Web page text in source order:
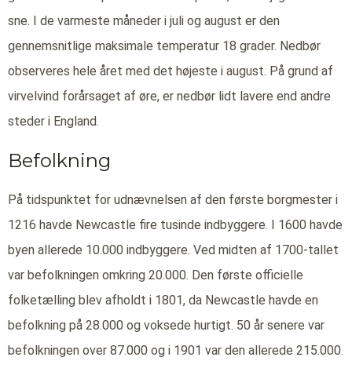
sne. I de varmeste måneder i juli og august er den
gennemsnitlige maksimale temperatur 18 grader. Nedbør
observeres hele året med det højeste i august. På grund af
virvelvind forårsaget af øre, er nedbør lidt lavere end andre
steder i England.
Befolkning
På tidspunktet for udnævnelsen af den første borgmester i
1216 havde Newcastle fire tusinde indbyggere. I 1600 havde
byen allerede 10.000 indbyggere. Ved midten af 1700-tallet
var befolkningen omkring 20.000. Den første officielle
folketælling blev afholdt i 1801, da Newcastle havde en
befolkning på 28.000 og voksede hurtigt. 50 år senere var
befolkningen over 87.000 og i 1901 var den allerede 215.000.